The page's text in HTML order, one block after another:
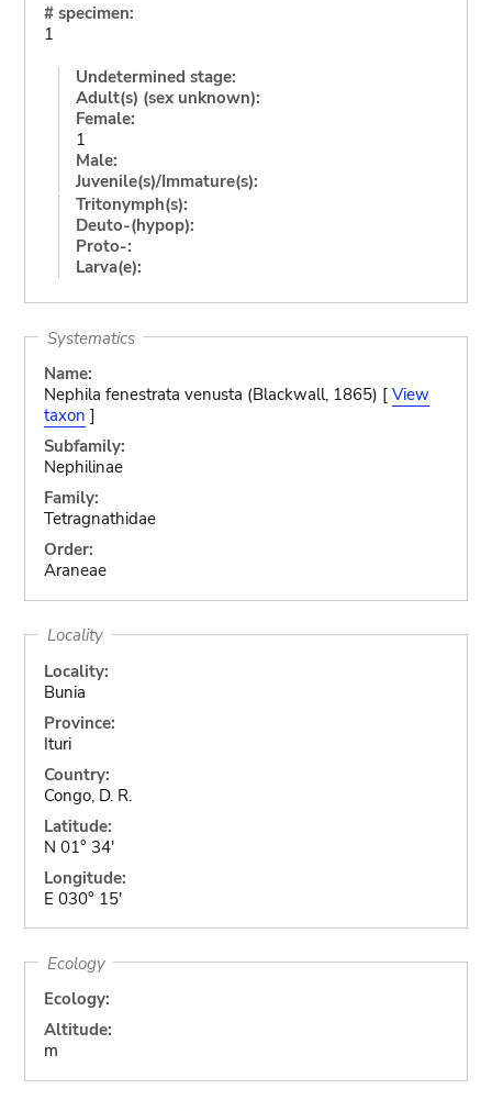
# specimen:
1
Undetermined stage:
Adult(s) (sex unknown):
Female:
1
Male:
Juvenile(s)/Immature(s):
Tritonymph(s):
Deuto-(hypop):
Proto-:
Larva(e):
Systematics
Name:
Nephila fenestrata venusta (Blackwall, 1865) [ View
taxon ]
Subfamily:
Nephilinae
Family:
Tetragnathidae
Order:
Araneae
Locality
Locality:
Bunia
Province:
Ituri
Country:
Congo, D. R.
Latitude:
N 01° 34'
Longitude:
E 030° 15'
Ecology
Ecology:
Altitude:
m